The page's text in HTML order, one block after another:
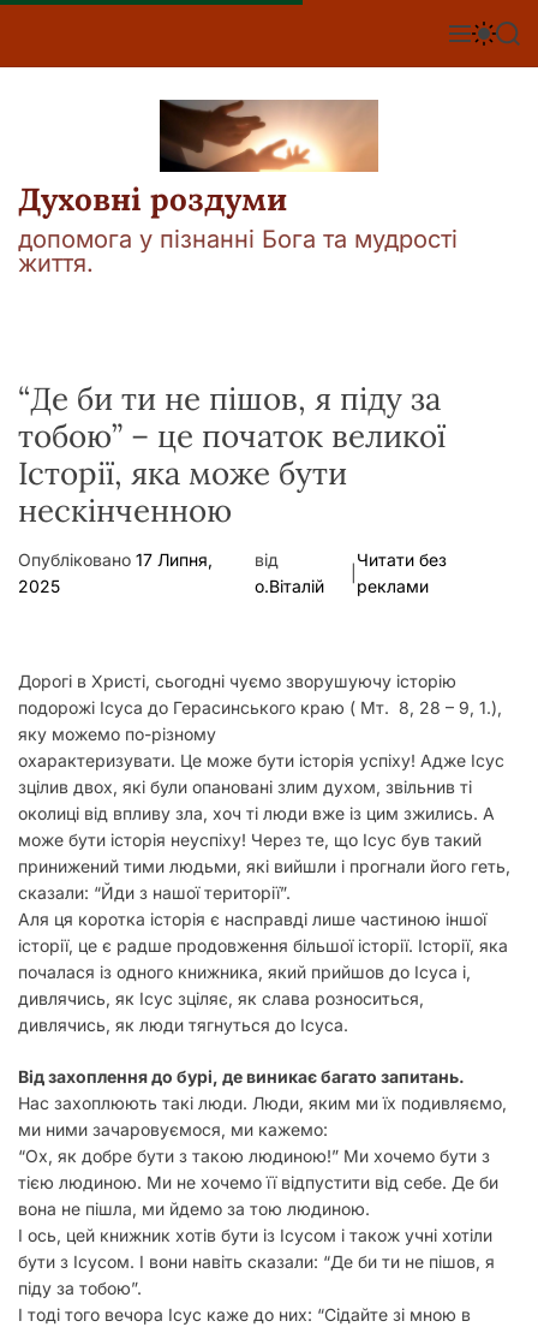
П
р
М П П
Духовні роздуми
допомога у пізнанні Бога та мудрості
життя.
“Де би ти не пішов, я піду за
тобою” – це початок великої
Історії, яка може бути
нескінченною
Опубліковано 17 Липня,
2025
від
о.Віталій
Читати без
реклами
Дорогі в Христі, сьогодні чуємо зворушуючу історію
подорожі Ісуса до Герасинського краю ( Мт. 8, 28 – 9, 1.),
яку можемо по-різному
охарактеризувати. Це може бути історія успіху! Адже Ісус
зцілив двох, які були опановані злим духом, звільнив ті
околиці від впливу зла, хоч ті люди вже із цим зжились. А
може бути історія неуспіху! Через те, що Ісус був такий
принижений тими людьми, які вийшли і прогнали його геть,
сказали: “Йди з нашої території”.
Аля ця коротка історія є насправді лише частиною іншої
історії, це є радше продовження більшої історії. Історії, яка
почалася із одного книжника, який прийшов до Ісуса і,
дивлячись, як Ісус зціляє, як слава розноситься,
дивлячись, як люди тягнуться до Ісуса.
Від захоплення до бурі, де виникає багато запитань.
Нас захоплюють такі люди. Люди, яким ми їх подивляємо,
ми ними зачаровуємося, ми кажемо:
“Ох, як добре бути з такою людиною!” Ми хочемо бути з
тією людиною. Ми не хочемо її відпустити від себе. Де би
вона не пішла, ми йдемо за тою людиною.
І ось, цей книжник хотів бути із Ісусом і також учні хотіли
бути з Ісусом. І вони навіть сказали: “Де би ти не пішов, я
піду за тобою”.
І тоді того вечора Ісус каже до них: “Сідайте зі мною в